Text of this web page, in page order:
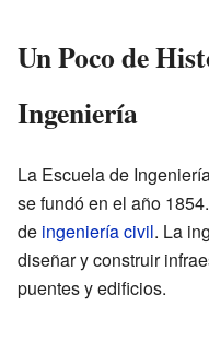
Un Poco de
Ingeniería
La Escuela de
se fundó en el año
de ingeniería civil. La
diseñar y construir
puentes y edificios.